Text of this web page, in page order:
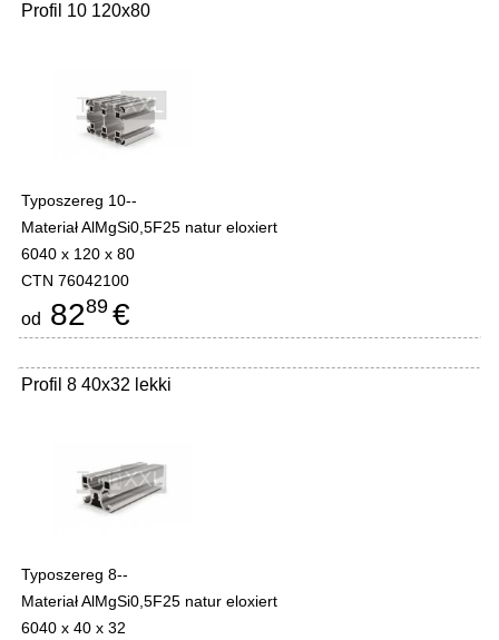
Profil 10 120x80
Typoszereg 10--
Materiał AlMgSi0,5F25 natur eloxiert
6040 x 120 x 80
CTN 76042100
od 8289 €
Profil 8 40x32 lekki
Typoszereg 8--
Materiał AlMgSi0,5F25 natur eloxiert
6040 x 40 x 32